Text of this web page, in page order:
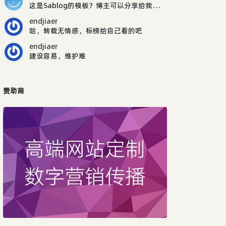
这是Sablog的模板？博主可以分享给我吗，谢谢
endjiaer
哈，转载无情感，标榜给自己看的吧
endjiaer
建设容易，维护难
赞助商